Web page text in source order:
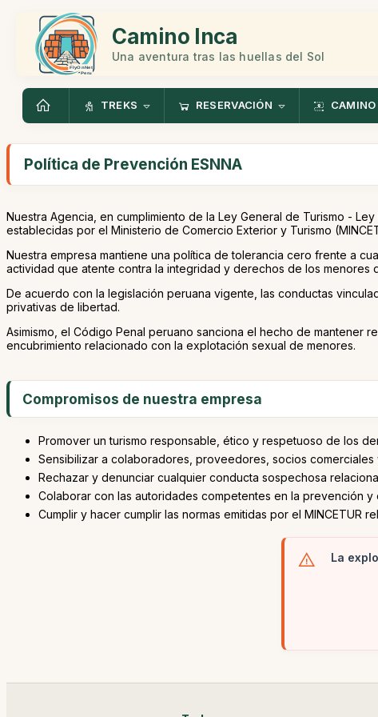
Camino Inca
Una aventura tras las huellas del Sol
TREKS RESERVACIÓN
Política de Prevención ESNNA
Nuestra Agencia, en cumplimiento de la Ley General de Turismo -
establecidas por el Ministerio de Comercio Exterior y Turismo
Nuestra empresa mantiene una política de tolerancia cero frente a
actividad que atente contra la integridad y derechos de los menores
De acuerdo con la legislación peruana vigente, las conductas
privativas de libertad.
Asimismo, el Código Penal peruano sanciona el hecho de
encubrimiento relacionado con la explotación sexual de menores.
Compromisos de nuestra empresa
Promover un turismo responsable, ético y respetuoso de los
Sensibilizar a colaboradores, proveedores, socios
Rechazar y denunciar cualquier conducta sospechosa
Colaborar con las autoridades competentes en la prevención
Cumplir y hacer cumplir las normas emitidas por el MINCETUR
La